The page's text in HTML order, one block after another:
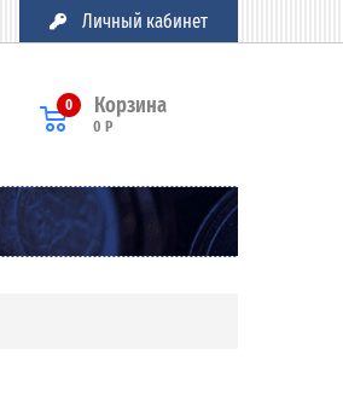
Личный кабинет
Корзина
0
0 Р